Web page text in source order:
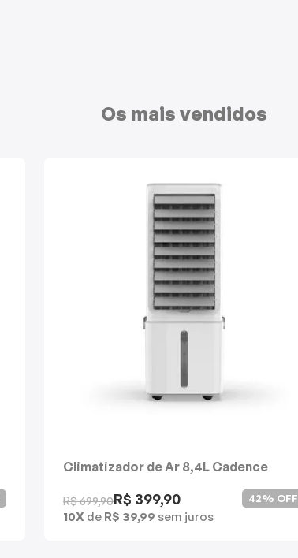
Os mais vendidos
Climatizador de Ar 8,4L Cadence
R$ 699,90R$ 399,90
10X de R$ 39,99 sem juros
42% OFF